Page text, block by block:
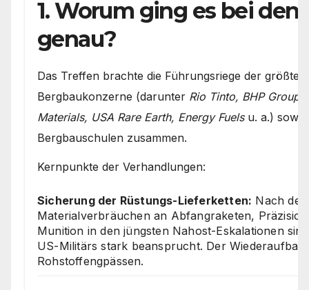
1. Worum ging es bei den
genau?
Das Treffen brachte die Führungsriege der
Bergbaukonzerne (darunter Rio Tinto, BHP
Materials, USA Rare Earth, Energy Fuelsu. a.)
Bergbauschulen zusammen.
Kernpunkte der Verhandlungen:
Sicherung der Rüstungs-Lieferketten: Nach
Materialverbräuchen an Abfangraketen,
Munition in den jüngsten Nahost-Eskalationen
US-Militärs stark beansprucht. Der
Rohstoffengpässen.